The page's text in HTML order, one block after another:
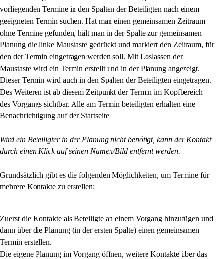
vorliegenden Termine in den Spalten derBeteiligten nach einem
geeigneten Termin suchen. Hat man einen gemeinsamen Zeitraum
ohne Termine gefunden, hält man in der Spalte zur gemeinsamen
Planung die linke Maustaste gedrückt und markiert den Zeitraum, für
den der Termin eingetragen werden soll. Mit Loslassen der
Maustaste wird ein Termin erstellt und in der Planung angezeigt.
Dieser Termin wird auch in den Spalten derBeteiligten eingetragen.
Des Weiteren ist ab diesem Zeitpunkt der Termin im Kopfbereich
des Vorgangs sichtbar. Alle am Termin beteiligten erhalten eine
Benachrichtigung auf der Startseite.
Wird ein Beteiligter in der Planung nicht benötigt, kann der Kontakt
durch einen Klick auf seinen Namen/Bild entfernt werden.
Grundsätzlich gibt es die folgenden Möglichkeiten, um Termine für
mehrere Kontakte zu erstellen:
Zuerst die Kontakte als Beteiligte an einem Vorgang hinzufügen und
dann über die Planung (in der ersten Spalte) einen gemeinsamen
Termin erstellen.
Die eigene Planung im Vorgang öffnen, weitere Kontakte über das